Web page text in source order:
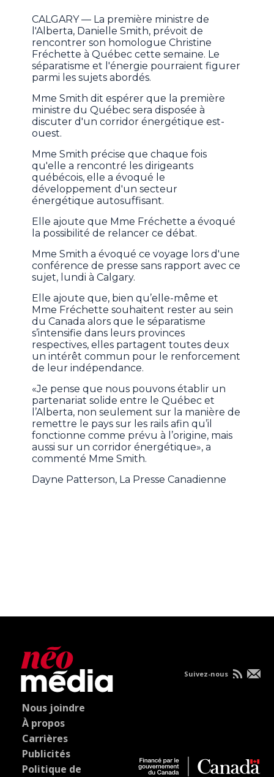
CALGARY — La première ministre de
l'Alberta, Danielle Smith, prévoit de
rencontrer son homologue Christine
Fréchette à Québec cette semaine. Le
séparatisme et l'énergie pourraient figurer
parmi les sujets abordés.
Mme Smith dit espérer que la première
ministre du Québec sera disposée à
discuter d'un corridor énergétique est-
ouest.
Mme Smith précise que chaque fois
qu'elle a rencontré les dirigeants
québécois, elle a évoqué le
développement d'un secteur
énergétique autosuffisant.
Elle ajoute que Mme Fréchette a évoqué
la possibilité de relancer ce débat.
Mme Smith a évoqué ce voyage lors d'une
conférence de presse sans rapport avec ce
sujet, lundi à Calgary.
Elle ajoute que, bien qu’elle-même et
Mme Fréchette souhaitent rester au sein
du Canada alors que le séparatisme
s’intensifie dans leurs provinces
respectives, elles partagent toutes deux
un intérêt commun pour le renforcement
de leur indépendance.
«Je pense que nous pouvons établir un
partenariat solide entre le Québec et
l’Alberta, non seulement sur la manière de
remettre le pays sur les rails afin qu’il
fonctionne comme prévu à l’origine, mais
aussi sur un corridor énergétique», a
commenté Mme Smith.
Dayne Patterson, La Presse Canadienne
Nous joindre
À propos
Carrières
Publicités
Politique de
Suivez-nous